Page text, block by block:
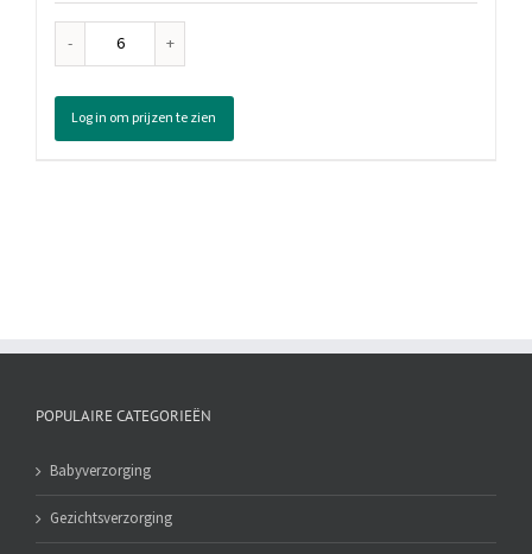
Fa
Luxurious
Moments
Pink
Log in om prijzen te zien
POPULAIRE CATEGORIEËN
Babyverzorging
Gezichtsverzorging